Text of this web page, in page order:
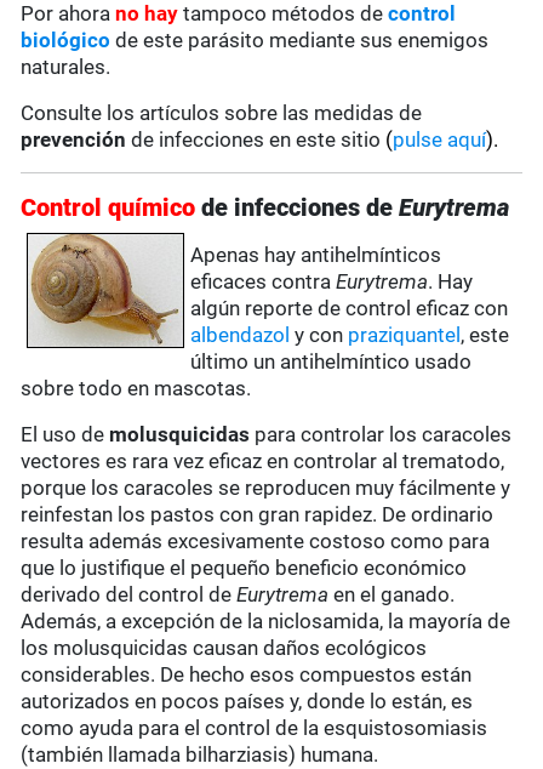
Por ahorano hay tampoco métodos decontrol
biológico de este parásito mediante sus enemigos
naturales.
Consulte los artículos sobre las medidas de
prevenciónde infecciones en este sitio (pulse aquí).
Control químico de infecciones deEurytrema
Apenas hay antihelmínticos
eficaces contraEurytrema. Hay
algún reporte de control eficaz con
albendazol y con praziquantel , este
último un antihelmíntico usado
sobre todo en mascotas.
El uso de molusquicidas para controlar los caracoles
vectores es rara vez eficaz en controlar al trematodo,
porque los caracoles se reproducen muy fácilmente y
reinfestan los pastos con gran rapidez. De ordinario
resulta además excesivamente costoso como para
que lo justifique el pequeño beneficio económico
derivado del control deEurytrema en el ganado.
Además, a excepción de la niclosamida, la mayoría de
los molusquicidas causan daños ecológicos
considerables. De hecho esos compuestos están
autorizados en pocos países y, donde lo están, es
como ayuda para el control de la esquistosomiasis
(también llamada bilharziasis) humana.